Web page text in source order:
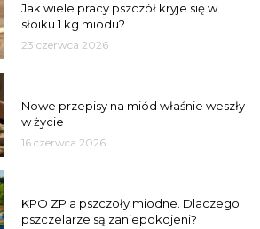
Jak wiele pracy pszczół kryje się w
słoiku 1 kg miodu?
23 czerwca 2026
Nowe przepisy na miód właśnie weszły
w życie
16 czerwca 2026
KPO ZP a pszczoły miodne. Dlaczego
pszczelarze są zaniepokojeni?